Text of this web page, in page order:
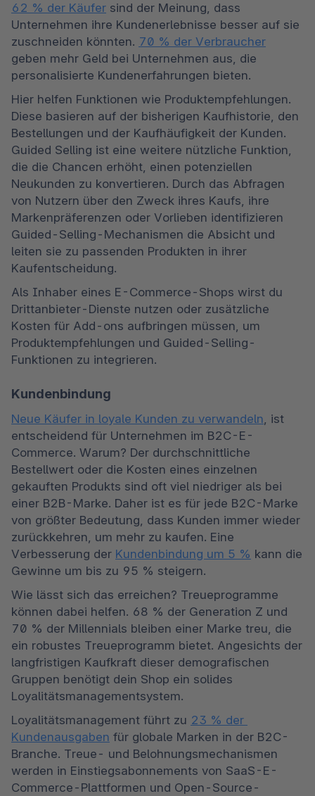
62 % der Käufer sind der Meinung, dass
Unternehmen ihre Kundenerlebnisse besser auf sie
zuschneiden könnten. 70 % der Verbraucher
geben mehr Geld bei Unternehmen aus, die
personalisierte Kundenerfahrungen bieten.
Hier helfen Funktionen wie Produktempfehlungen.
Diese basieren auf der bisherigen Kaufhistorie, den
Bestellungen und der Kaufhäufigkeit der Kunden.
Guided Selling ist eine weitere nützliche Funktion,
die die Chancen erhöht, einen potenziellen
Neukunden zu konvertieren. Durch das Abfragen
von Nutzern über den Zweck ihres Kaufs, ihre
Markenpräferenzen oder Vorlieben identifizieren
Guided-Selling-Mechanismen die Absicht und
leiten sie zu passenden Produkten in ihrer
Kaufentscheidung.
Als Inhaber eines E-Commerce-Shops wirst du
Drittanbieter-Dienste nutzen oder zusätzliche
Kosten für Add-ons aufbringen müssen, um
Produktempfehlungen und Guided-Selling-
Funktionen zu integrieren.
Kundenbindung
Neue Käufer in loyale Kunden zu verwandeln, ist
entscheidend für Unternehmen im B2C-E-
Commerce. Warum? Der durchschnittliche
Bestellwert oder die Kosten eines einzelnen
gekauften Produkts sind oft viel niedriger als bei
einer B2B-Marke. Daher ist es für jede B2C-Marke
von größter Bedeutung, dass Kunden immer wieder
zurückkehren, um mehr zu kaufen. Eine
Verbesserung der Kundenbindung um 5 % kann die
Gewinne um bis zu 95 % steigern.
Wie lässt sich das erreichen? Treueprogramme
können dabei helfen. 68 % der Generation Z und
70 % der Millennials bleiben einer Marke treu, die
ein robustes Treueprogramm bietet. Angesichts der
langfristigen Kaufkraft dieser demografischen
Gruppen benötigt dein Shop ein solides
Loyalitätsmanagementsystem.
Loyalitätsmanagement führt zu 23 % der
Kundenausgaben für globale Marken in der B2C-
Branche. Treue- und Belohnungsmechanismen
werden in Einstiegsabonnements von SaaS-E-
Commerce-Plattformen und Open-Source-